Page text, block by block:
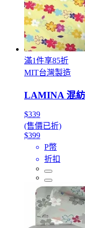
滿1件享85折
MIT台灣製造
LAMINA 混
$339
(售價已折)
$399
P幣
折扣